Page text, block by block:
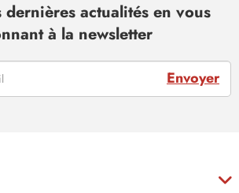
dernières actualités en vous
à la newsletter
Envoyer